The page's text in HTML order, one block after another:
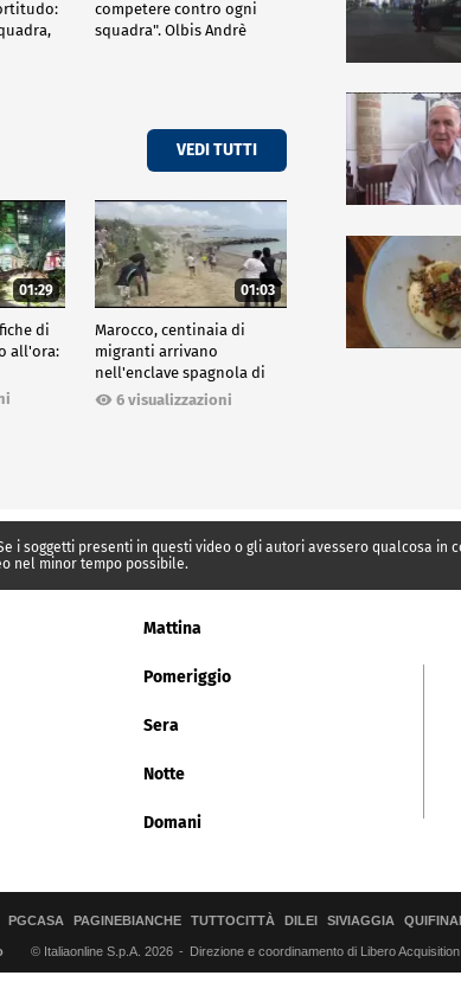
competere contro ogni
squadra". Olbis Andrè
VEDI TUTTI
01:29
di
all'ora:
01:03
Marocco, centinaia di
migranti arrivano
nell'enclave spagnola di
Ceuta6 visualizzazioni
i soggetti presenti in questi video o gli autori avessero qualcosa
nel minor tempo possibile.
Mattina
Pomeriggio
Sera
Notte
Domani
PGCASA PAGINEBIANCHE TUTTOCITTÀ DILEI SIVIAGGIA
© Italiaonline S.p.A. 2026 Direzione e coordinamento di Libero Acquisition